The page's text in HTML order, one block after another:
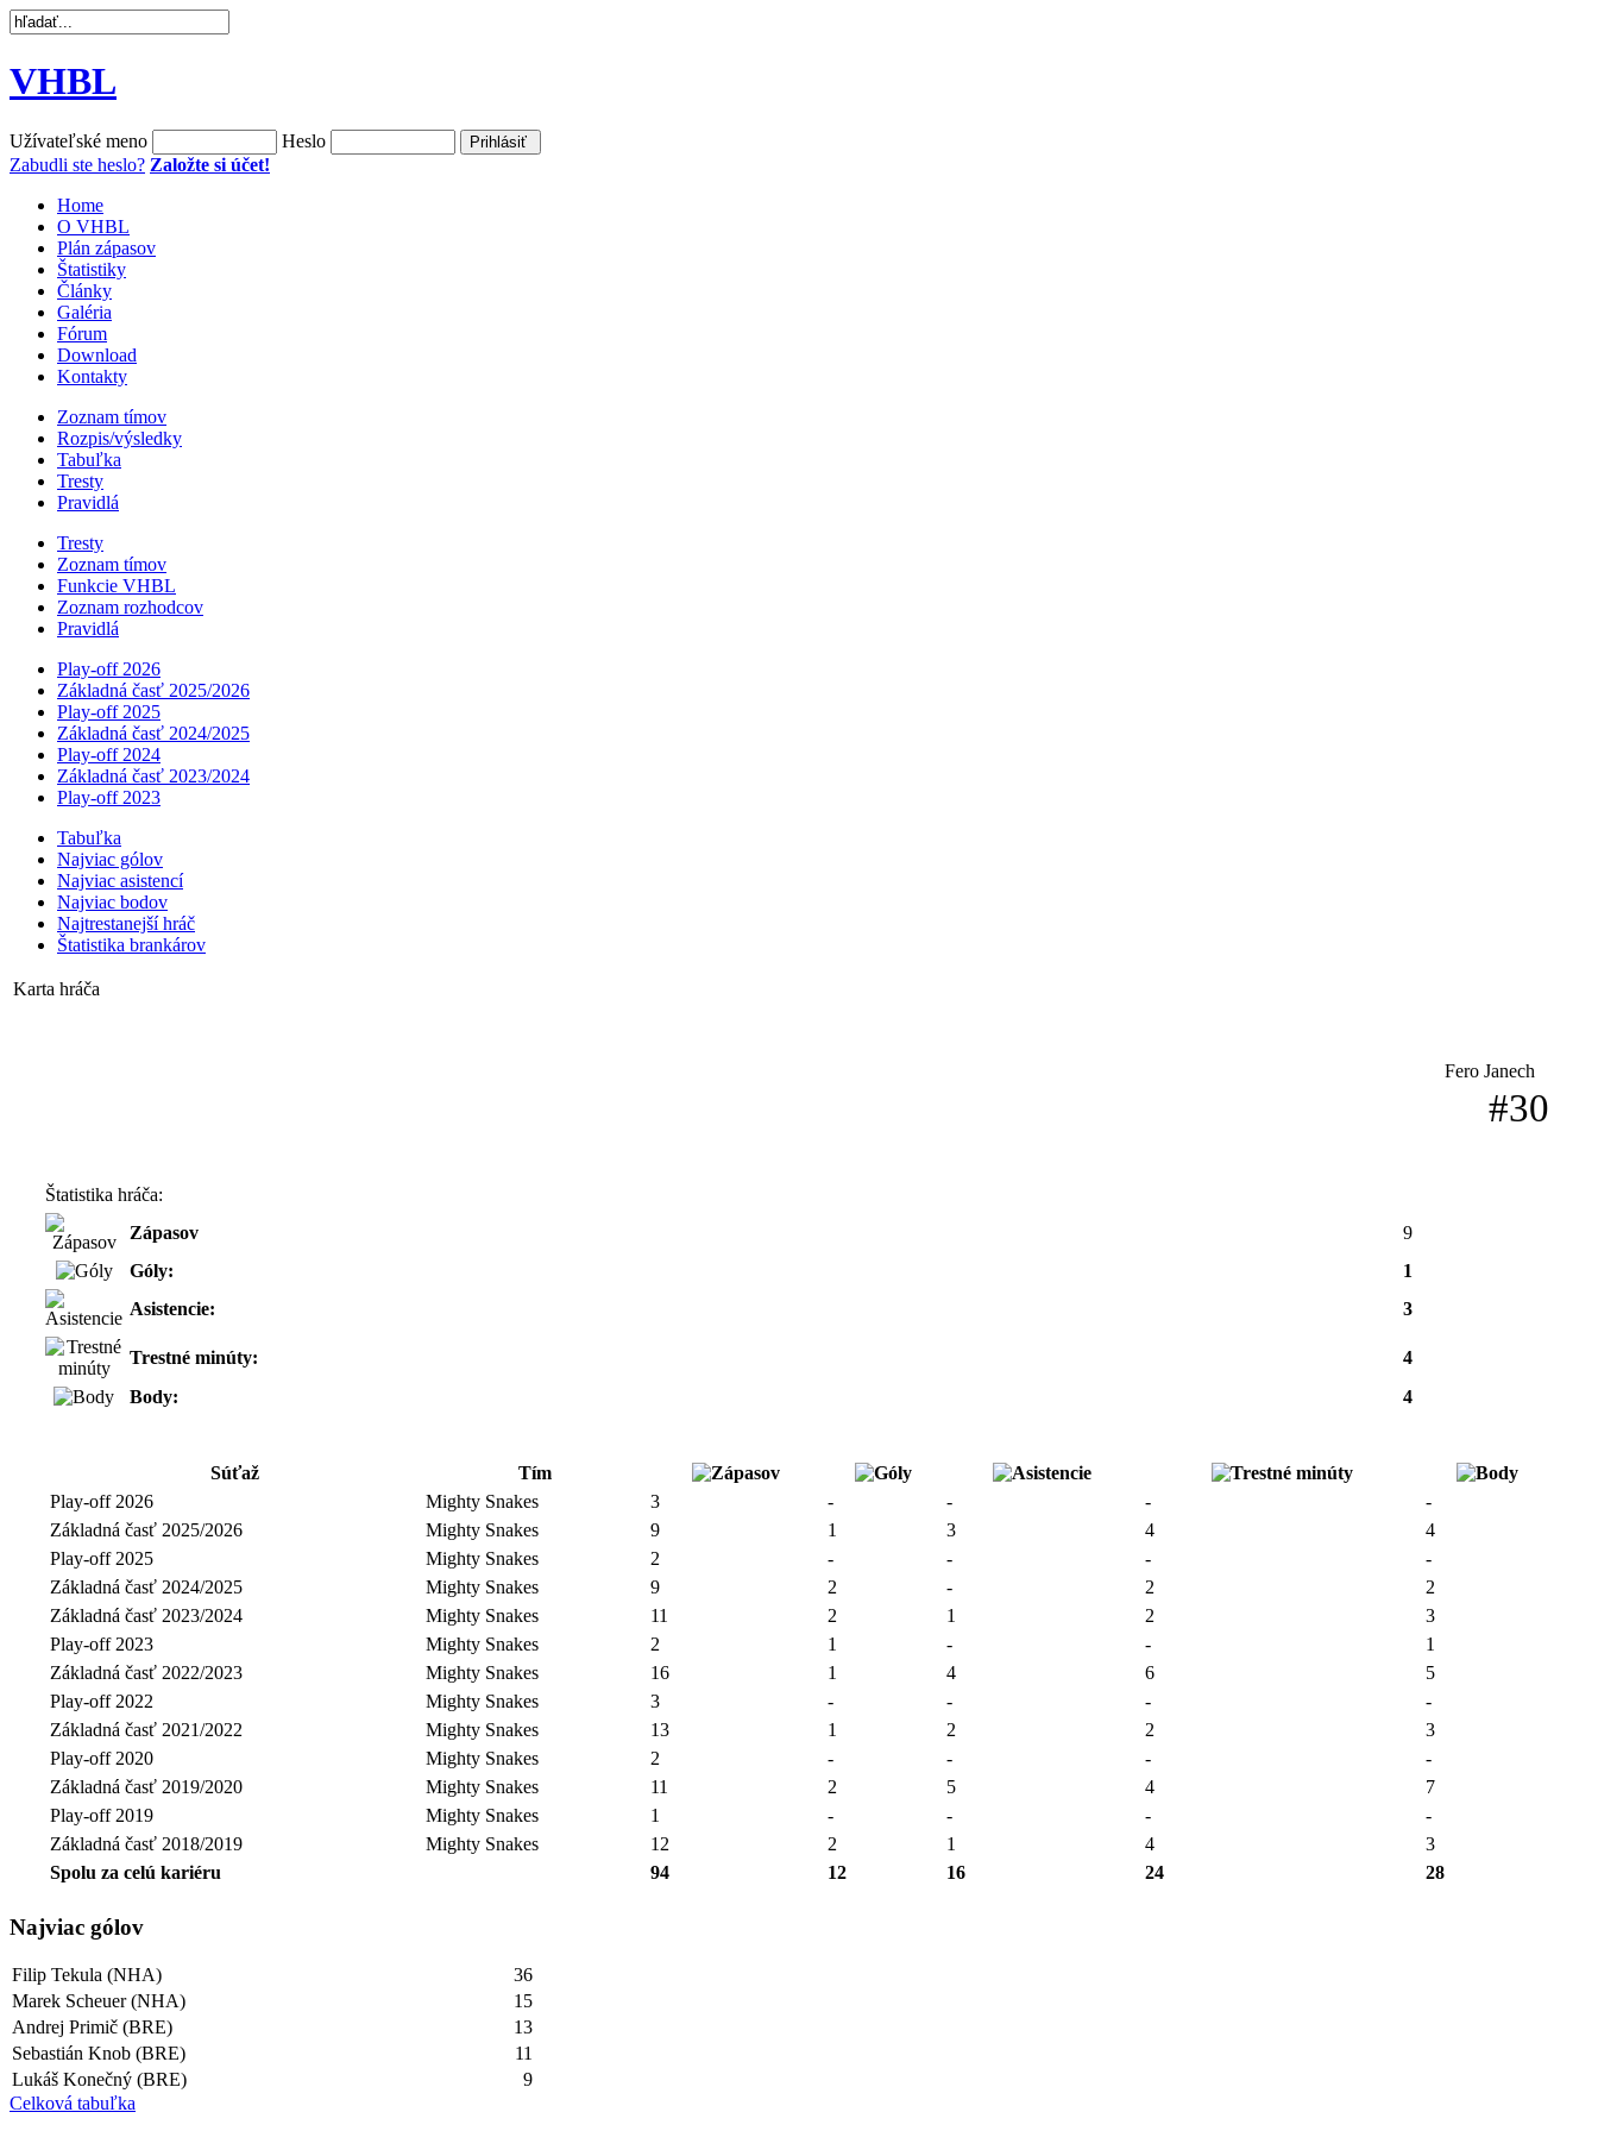
VHBL
Užívateľské meno
Heslo
Zabudli ste heslo? Založte si účet!
Home
O VHBL
Plán zápasov
Štatistiky
Články
Galéria
Fórum
Download
Kontakty
Zoznam tímov
Rozpis/výsledky
Tabuľka
Tresty
Pravidlá
Tresty
Zoznam tímov
Funkcie VHBL
Zoznam rozhodcov
Pravidlá
Play-off 2026
Základná časť 2025/2026
Play-off 2025
Základná časť 2024/2025
Play-off 2024
Základná časť 2023/2024
Play-off 2023
Tabuľka
Najviac gólov
Najviac asistencí­
Najviac bodov
Najtrestanejší hráč
Štatistika brankárov
Karta hráča
Fero Janech
#30
Štatistika hráča:
Zápasov
9
Góly:
1
Asistencie:
3
Trestné minúty:
4
Body:
4
Súťaž
Tím
Play-off 2026
Mighty Snakes 3 - - -
-
Základná časť 2025/2026
Mighty Snakes 9 1 3 4
4
Play-off 2025
Mighty Snakes 2 - - -
-
Základná časť 2024/2025
Mighty Snakes 9 2 - 2
2
Základná časť 2023/2024
Mighty Snakes 11 2 1 2
3
Play-off 2023
Mighty Snakes 2 1 - -
1
Základná časť 2022/2023
Mighty Snakes 16 1 4 6
5
Play-off 2022
Mighty Snakes 3 - - -
-
Základná časť 2021/2022
Mighty Snakes 13 1 2 2
3
Play-off 2020
Mighty Snakes 2 - - -
-
Základná časť 2019/2020
Mighty Snakes 11 2 5 4
7
Play-off 2019
Mighty Snakes 1 - - -
-
Základná časť 2018/2019
Mighty Snakes 12 2 1 4
3
Spolu za celú kariéru
94 12 16 24 28
Najviac gólov
Filip Tekula (NHA)
36
Marek Scheuer (NHA)
15
Andrej Primič (BRE)
13
Sebastián Knob (BRE)
11
Lukáš Konečný (BRE)
9
Celková tabuľka